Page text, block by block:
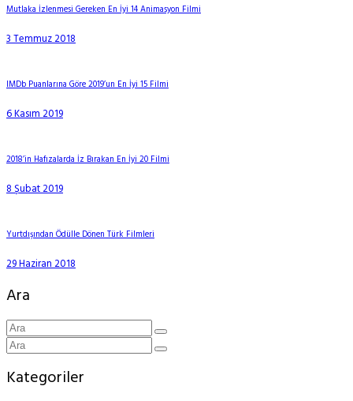
Mutlaka İzlenmesi Gereken En İyi 14 Animasyon Filmi
3 Temmuz 2018
IMDb Puanlarına Göre 2019’un En İyi 15 Filmi
6 Kasım 2019
2018’in Hafızalarda İz Bırakan En İyi 20 Filmi
8 Şubat 2019
Yurtdışından Ödülle Dönen Türk Filmleri
29 Haziran 2018
Ara
Kategoriler